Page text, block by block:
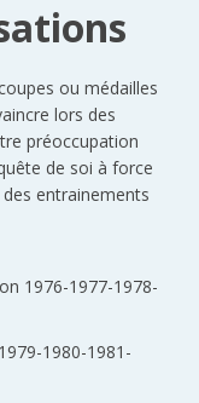
ou médailles
lors des
préoccupation
de soi à force
entrainements
1976-1977-1978-
1980-1981-